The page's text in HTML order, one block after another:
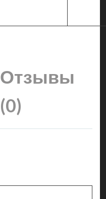
Отзывы
(0)